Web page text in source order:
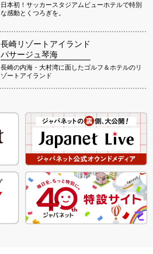
日本初！サッカースタジアムビューホテルで特別
な感動とくつろぎを。
長崎リゾートアイランド
パサージュ琴海
長崎の内海・大村湾に面したゴルフ＆ホテルのリ
ゾートアイランド